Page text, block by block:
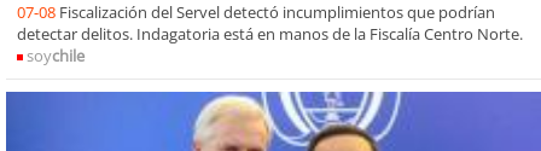
07-08 Fiscalización del Servel detectó incumplimientos que podrían
detectar delitos. Indagatoria está en manos de la Fiscalía Centro Norte.
soychile